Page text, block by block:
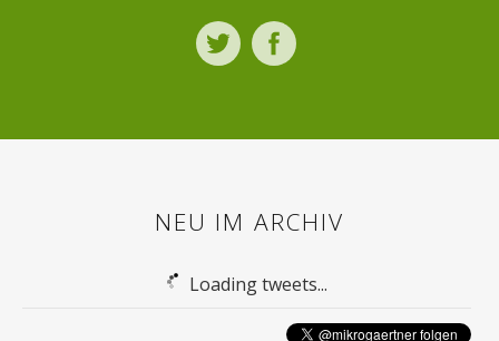
Twitter
NEU IM ARCHIV
Loading tweets...